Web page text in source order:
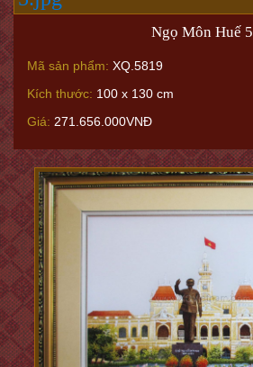
Ngọ Môn Huế 5
Mã sản phẩm: XQ.5819
Kích thước: 100 x 130 cm
Giá: 271.656.000VNĐ